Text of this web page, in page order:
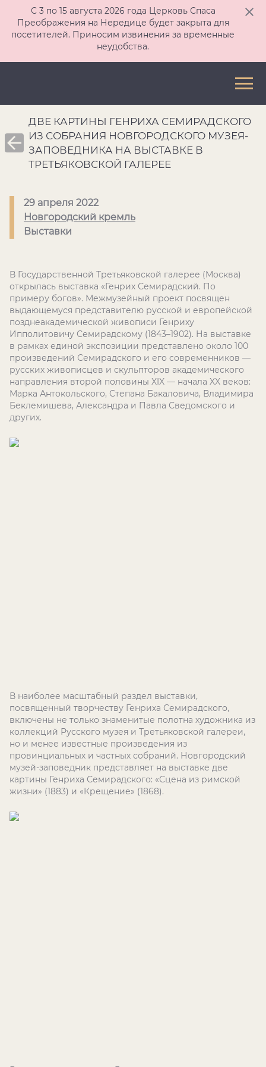
С 3 по 15 августа 2026 года Церковь Спаса
Преображения на Нередице будет закрыта для
посетителей. Приносим извинения за временные
неудобства.
ДВЕ КАРТИНЫ ГЕНРИХА СЕМИРАДСКОГО
ИЗ СОБРАНИЯ НОВГОРОДСКОГО МУЗЕЯ-
ЗАПОВЕДНИКА НА ВЫСТАВКЕ В
ТРЕТЬЯКОВСКОЙ ГАЛЕРЕЕ
29 апреля 2022
Новгородский кремль
Выставки
В Государственной Третьяковской галерее (Москва)
открылась выставка «Генрих Семирадский. По
примеру богов». Межмузейный проект посвящен
выдающемуся представителю русской и европейской
позднеакадемической живописи Генриху
Ипполитовичу Семирадскому (1843–1902). На выставке
в рамках единой экспозиции представлено около 100
произведений Семирадского и его современников —
русских живописцев и скульпторов академического
направления второй половины XIX — начала XX веков:
Марка Антокольского, Степана Бакаловича, Владимира
Беклемишева, Александра и Павла Сведомского и
других.
В наиболее масштабный раздел выставки,
посвященный творчеству Генриха Семирадского,
включены не только знаменитые полотна художника из
коллекций Русского музея и Третьяковской галереи,
но и менее известные произведения из
провинциальных и частных собраний. Новгородский
музей-заповедник представляет на выставке две
картины Генриха Семирадского: «Сцена из римской
жизни» (1883) и «Крещение» (1868).